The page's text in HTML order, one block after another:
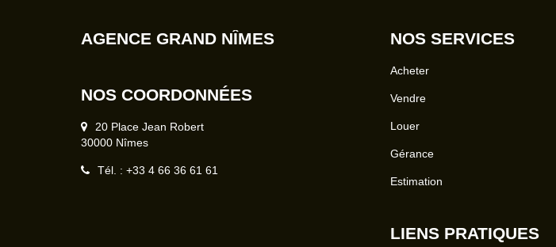
AGENCE GRAND NÎMES
NOS COORDONNÉES
20 Place Jean Robert
30000 Nîmes
Tél. : +33 4 66 36 61 61
NOS SERVICES
Acheter
Vendre
Louer
Gérance
Estimation
LIENS PRATIQUES